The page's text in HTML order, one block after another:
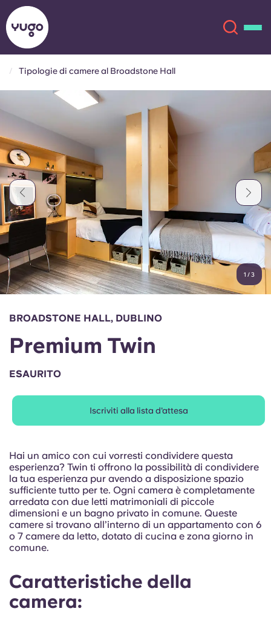
Chi siamo
Altro
Account Lingua
English (GB)
Chinese
Català
Italian
French
Seleziona un paese
Prenota ora
English (GB)
English (US)
Chinese Español
Deutsch
Italian French
Portuguese
Tipologie di camere al Broadstone Hall
1 /3
BROADSTONE HALL, DUBLINO
Premium Twin
ESAURITO
Iscriviti alla lista d'attesa
Hai un amico con cui vorresti condividere questa
esperienza? Twin ti offrono la possibilità di condividere
la tua esperienza pur avendo a disposizione spazio
sufficiente tutto per te. Ogni camera è completamente
arredata con due letti matrimoniali di piccole
dimensioni e un bagno privato in comune. Queste
camere si trovano all’interno di un appartamento con 6
o 7 camere da letto, dotato di cucina e zona giorno in
comune.
Caratteristiche della
camera: